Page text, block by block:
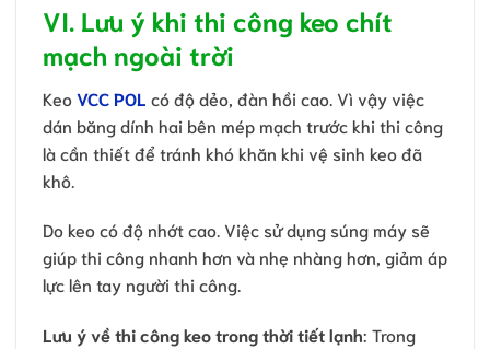
VI. Lưu ý khi thi công keo chít
mạch ngoài trời
KeoVCC POL có độ dẻo, đàn hồi cao. Vì vậy việc
dán băng dính hai bên mép mạch trước khi thi công
là cần thiết để tránh khó khăn khi vệ sinh keo đã
khô.
Do keo có độ nhớt cao. Việc sử dụng súng máy sẽ
giúp thi công nhanh hơn và nhẹ nhàng hơn, giảm áp
lực lên tay người thi công.
Lưu ý về thi công keo trong thời tiết lạnh: Trong